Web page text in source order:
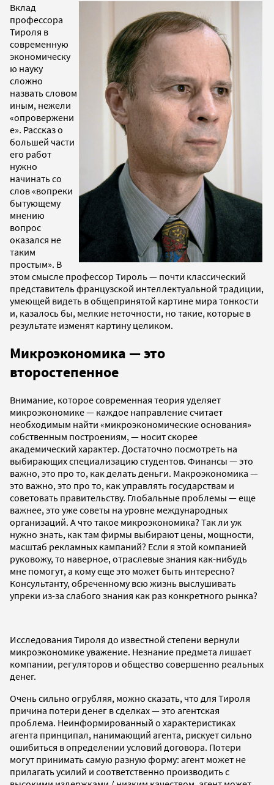
Вклад
профессора
Тироля в
современную
экономическу
ю науку
сложно
назвать словом
иным, нежели
«опровержени
е». Рассказ о
большей части
его работ
нужно
начинать со
слов «вопреки
бытующему
мнению
вопрос
оказался не
таким
простым». В
этом смысле профессор Тироль — почти классический
представитель французской интеллектуальной традиции,
умеющей видеть в общепринятой картине мира тонкости
и, казалось бы, мелкие неточности, но такие, которые в
результате изменят картину целиком.
Микроэкономика —это
второстепенное
Внимание, которое современная теория уделяет
микроэкономике — каждое направление считает
необходимым найти «микроэкономические основания»
собственным построениям, — носит скорее
академический характер. Достаточно посмотреть на
выбирающих специализацию студентов. Финансы — это
важно, это про то, как делать деньги. Макроэкономика —
это важно, это про то, как управлять государствам и
советовать правительству. Глобальные проблемы — еще
важнее, это уже советы на уровне международных
организаций. А что такое микроэкономика? Так ли уж
нужно знать, как там фирмы выбирают цены, мощности,
масштаб рекламных кампаний? Если я этой компанией
руковожу, то наверное, отраслевые знания как-нибудь
мне помогут, а кому еще это может быть интересно?
Консультанту, обреченному всю жизнь выслушивать
упреки из-за слабого знания как раз конкретного рынка?
Исследования Тироля до известной степени вернули
микроэкономике уважение. Незнание предмета лишает
компании, регуляторов и общество совершенно реальных
денег.
Очень сильно огрубляя, можно сказать, что для Тироля
причина потери денег в сделках — это агентская
проблема. Неинформированный о характеристиках
агента принципал, нанимающий агента, рискует сильно
ошибиться в определении условий договора. Потери
могут принимать самую разную форму: агент может не
прилагать усилий и соответственно производить с